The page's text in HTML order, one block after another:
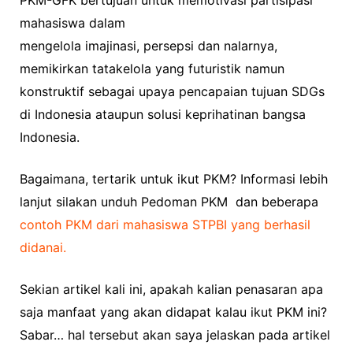
mahasiswa dalam
mengelola imajinasi, persepsi dan nalarnya,
memikirkan tatakelola yang futuristik namun
konstruktif sebagai upaya pencapaian tujuan SDGs
di Indonesia ataupun solusi keprihatinan bangsa
Indonesia.
Bagaimana, tertarik untuk ikut PKM? Informasi lebih
lanjut silakan unduh Pedoman PKM dan beberapa
contoh PKM dari mahasiswa STPBI yang berhasil
didanai.
Sekian artikel kali ini, apakah kalian penasaran apa
saja manfaat yang akan didapat kalau ikut PKM ini?
Sabar… hal tersebut akan saya jelaskan pada artikel